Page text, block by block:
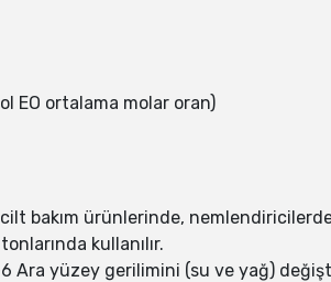
EO ortalama molar oran)
bakım ürünlerinde,
kullanılır.
yüzey gerilimini (su ve yağ)